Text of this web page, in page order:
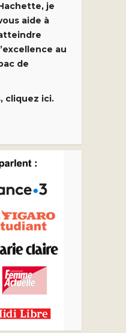
je
aide à
au
de
cliquez ici.